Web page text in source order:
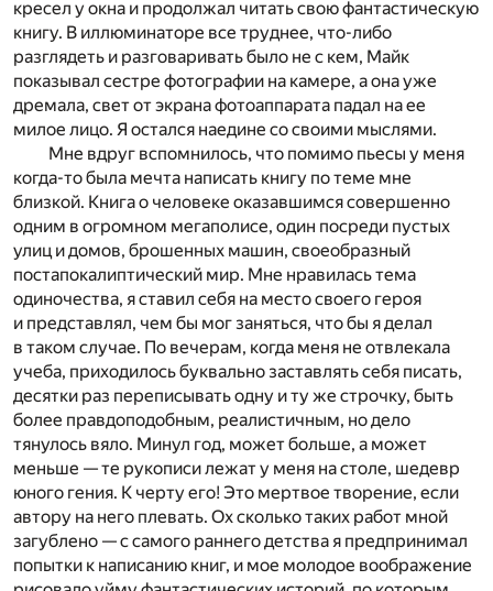
кресел у окна и продолжал читать свою фантастическую
книгу. В иллюминаторе все труднее, что-либо
разглядеть и разговаривать было не с кем, Майк
показывал сестре фотографии на камере, а она уже
дремала, свет от экрана фотоаппарата падал на ее
милое лицо. Я остался наедине со своими мыслями.
Мне вдруг вспомнилось, что помимо пьесы у меня
когда-то была мечта написать книгу по теме мне
близкой. Книга о человеке оказавшимся совершенно
одним в огромном мегаполисе, один посреди пустых
улиц и домов, брошенных машин, своеобразный
постапокалиптический мир. Мне нравилась тема
одиночества, я ставил себя на место своего героя
и представлял, чем бы мог заняться, что бы я делал
в таком случае. По вечерам, когда меня не отвлекала
учеба, приходилось буквально заставлять себя писать,
десятки раз переписывать одну и ту же строчку, быть
более правдоподобным, реалистичным, но дело
тянулось вяло. Минул год, может больше, а может
меньше — те рукописи лежат у меня на столе, шедевр
юного гения. К черту его! Это мертвое творение, если
автору на него плевать. Ох сколько таких работ мной
загублено — с самого раннего детства я предпринимал
попытки к написанию книг, и мое молодое воображение